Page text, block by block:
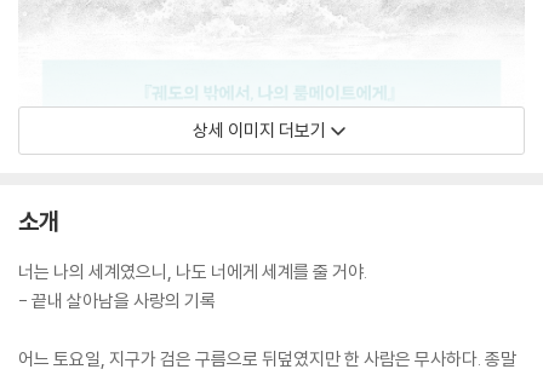
상세 이미지 더보기
소개
너는 나의 세계였으니, 나도 너에게 세계를 줄 거야.
- 끝내 살아남을 사랑의 기록
어느 토요일, 지구가 검은 구름으로 뒤덮였지만 한 사람은 무사하다. 종말